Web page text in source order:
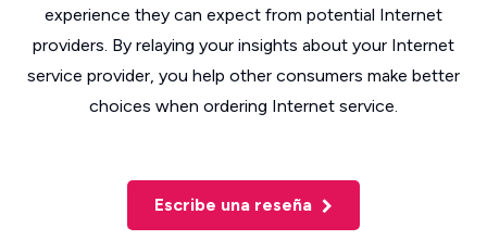
experience they can expect from potential Internet
providers. By relaying your insights about your Internet
service provider, you help other consumers make better
choices when ordering Internet service.
Escribe una reseña